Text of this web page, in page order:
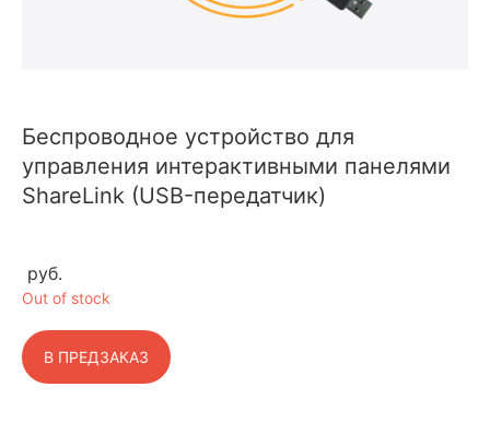
Беспроводное устройство для
управления интерактивными панелями
ShareLink (USB-передатчик)
руб.
Out of stock
В ПРЕДЗАКАЗ